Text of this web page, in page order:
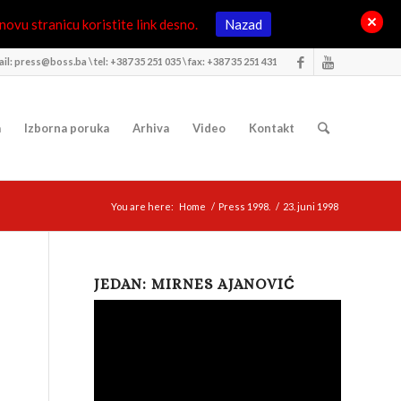
press@boss.ba \ tel: +387 35 251 035 \ fax: +387 35 251 431
Izborna poruka Arhiva Video Kontakt
You are here: Home / Press 1998. / 23. juni 1998
JEDAN: MIRNES AJANOVIĆ
stranicu koristite link desno. Nazad